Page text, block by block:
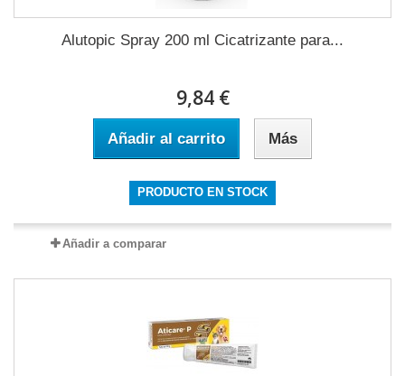
Alutopic Spray 200 ml Cicatrizante para...
9,84 €
Añadir al carrito Más
PRODUCTO EN STOCK
Añadir a comparar